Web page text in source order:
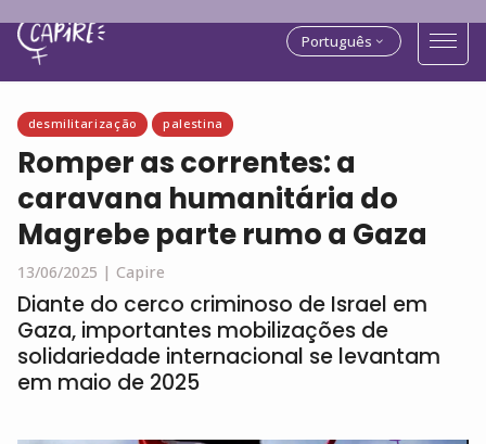
Português
desmilitarização palestina
Romper as correntes: a
caravana humanitária do
Magrebe parte rumo a Gaza
13/06/2025 | Capire
Diante do cerco criminoso de Israel em
Gaza, importantes mobilizações de
solidariedade internacional se levantam
em maio de 2025